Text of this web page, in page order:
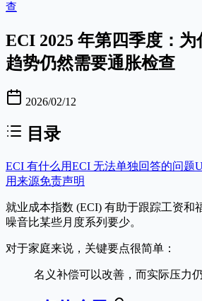
查
ECI 2025 年第四季度：
趋势仍然需要通胀检查
2026/02/12
目录
ECI 有什么用ECI 无法单独回答的问题
用来源免责声明
就业成本指数 (ECI) 有助于跟踪工资和
噪音比某些月度系列要少。
对于家庭来说，关键要点很简单：
名义补偿可以改善，而实际压力仍